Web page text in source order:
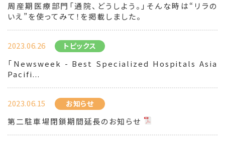
周産期医療部門「通院、どうしよう。」そんな時は“リラの
いえ”を使ってみて！を掲載しました。
2023.06.26 トピックス
「Newsweek - Best Specialized Hospitals Asia
Pacifi...
2023.06.15 お知らせ
第二駐車場閉鎖期間延長のお知らせ